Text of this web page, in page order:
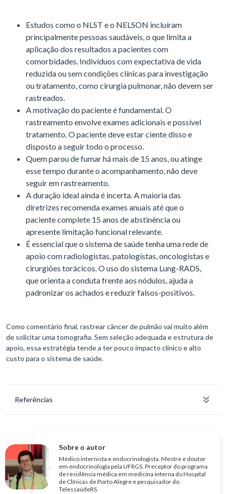
Estudos como o NLST e o NELSON incluíram
principalmente pessoas saudáveis, o que limita a
aplicação dos resultados a pacientes com
comorbidades. Indivíduos com expectativa de vida
reduzida ou sem condições clínicas para investigação
ou tratamento, como cirurgia pulmonar, não devem ser
rastreados.
A motivação do paciente é fundamental. O
rastreamento envolve exames adicionais e possível
tratamento. O paciente deve estar ciente disso e
disposto a seguir todo o processo.
Quem parou de fumar há mais de 15 anos, ou atinge
esse tempo durante o acompanhamento, não deve
seguir em rastreamento.
A duração ideal ainda é incerta. A maioria das
diretrizes recomenda exames anuais até que o
paciente complete 15 anos de abstinência ou
apresente limitação funcional relevante.
É essencial que o sistema de saúde tenha uma rede de
apoio com radiologistas, patologistas, oncologistas e
cirurgiões torácicos. O uso do sistema Lung-RADS,
que orienta a conduta frente aos nódulos, ajuda a
padronizar os achados e reduzir falsos-positivos.
Como comentário final, rastrear câncer de pulmão vai muito além
de solicitar uma tomografia. Sem seleção adequada e estrutura de
apoio, essa estratégia tende a ter pouco impacto clínico e alto
custo para o sistema de saúde.
Referências
Sobre o autor
Médico internista e endocrinologista. Mestre e doutor
em endocrinologia pela UFRGS. Preceptor do programa
de residência médica em medicina interna do Hospital
de Clínicas de Porto Alegre e pesquisador do
TelessaúdeRS.